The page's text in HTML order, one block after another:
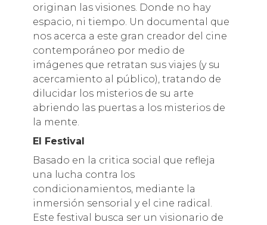
originan las visiones. Donde no hay
espacio, ni tiempo. Un documental que
nos acerca a este gran creador del cine
contemporáneo por medio de
imágenes que retratan sus viajes (y su
acercamiento al público), tratando de
dilucidar los misterios de su arte
abriendo las puertas a los misterios de
la mente.
El Festival
Basado en la critica social que refleja
una lucha contra los
condicionamientos, mediante la
inmersión sensorial y el cine radical.
Este festival busca ser un visionario de